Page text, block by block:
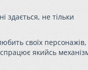
здається, не тільки
своїх персонажів,
якийсь